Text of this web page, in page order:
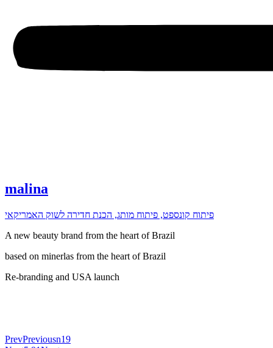
malina
פיתוח קונספט, פיתוח מותג, הכנת חדירה לשוק האמריקאי
A new beauty brand from the heart of Brazil
based on minerlas from the heart of Brazil
Re-branding and USA launch
PrevPreviousn19